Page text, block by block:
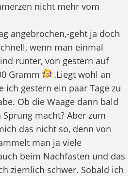
nicht mehr vom
angebrochen,-geht ja doch
wenn man einmal
runter, von gestern auf
Gramm
.Liegt wohl an
ich gestern ein paar Tage zu
Ob die Waage dann bald
macht? Aber zum
das nicht so, denn von
man ja viele
beim Nachfasten und das
ziemlich schwer. Sobald ich